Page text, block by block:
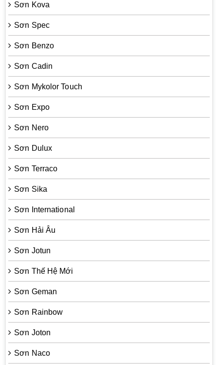
Sơn Kova
Sơn Spec
Sơn Benzo
Sơn Cadin
Sơn Mykolor Touch
Sơn Expo
Sơn Nero
Sơn Dulux
Sơn Terraco
Sơn Sika
Sơn International
Sơn Hải Âu
Sơn Jotun
Sơn Thế Hệ Mới
Sơn Geman
Sơn Rainbow
Sơn Joton
Sơn Naco